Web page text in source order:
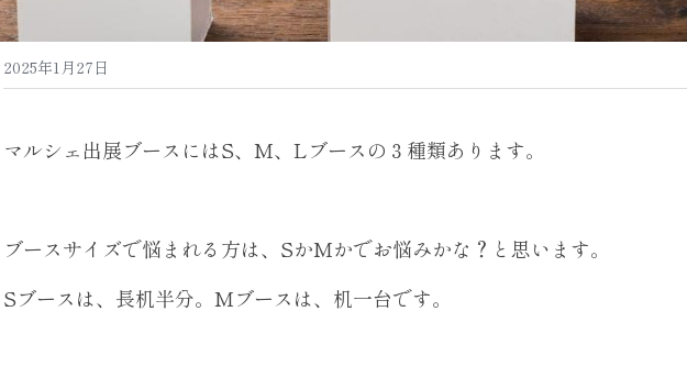
2025年1月27日
マルシェ出展ブースにはS、M、Lブースの３種類あります。
ブースサイズで悩まれる方は、SかMかでお悩みかな？と思います。
Sブースは、長机半分。Mブースは、机一台です。